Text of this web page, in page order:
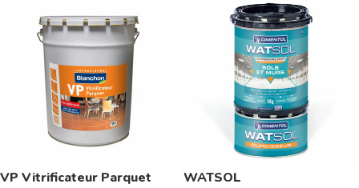
VP Vitrificateur Parquet
WATSOL